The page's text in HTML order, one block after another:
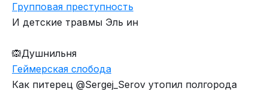
Групповая преступность
И детские травмы Эль ин
🙉Душнильня
Геймерская слобода
Как питерец @Sergej_Serov утопил полгорода